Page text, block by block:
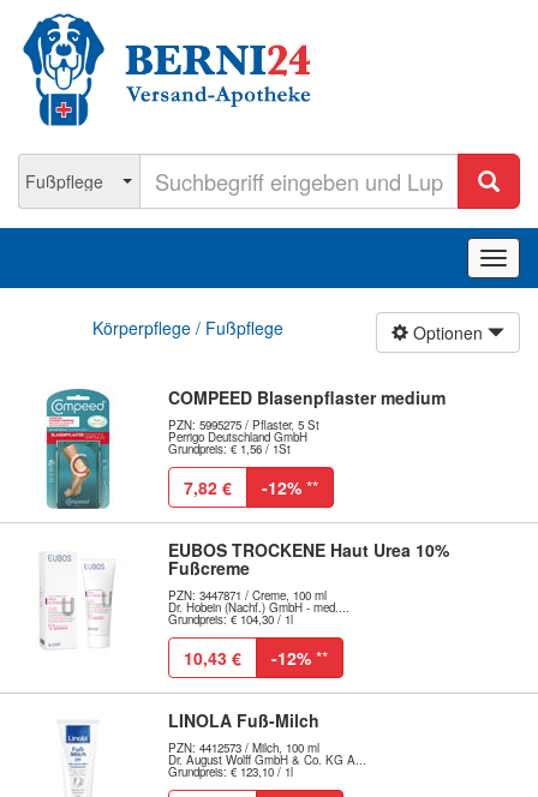
ein-/
Optionen
Körperpflege / Fußpflege
COMPEED Blasenpflaster medium
PZN: 5995275 / Pflaster, 5 St
Perrigo Deutschland GmbH
Grundpreis: € 1,56 / 1St
7,82 € -12% **
EUBOS TROCKENE Haut Urea 10%
Fußcreme
PZN: 3447871 / Creme, 100 ml
Dr. Hobein (Nachf.) GmbH - med....
Grundpreis: € 104,30 / 1l
10,43 € -12% **
LINOLA Fuß-Milch
PZN: 4412573 / Milch, 100 ml
Dr. August Wolff GmbH & Co. KG A...
Grundpreis: € 123,10 / 1l